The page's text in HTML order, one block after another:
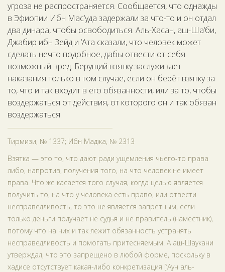
угроза не распространяется. Сообщается, что однажды
в Эфиопии Ибн Мас‘уда задержали за что-то и он отдал
два динара, чтобы освободиться. Аль-Хасан, аш-Ша‘би,
Джабир ибн Зейд и ‘Ата сказали, что человек может
сделать нечто подобное, дабы отвести от себя
возможный вред. Берущий взятку заслуживает
наказания только в том случае, если он берёт взятку за
то, что и так входит в его обязанности, или за то, чтобы
воздержаться от действия, от которого он и так обязан
воздержаться.
Тирмизи, № 1337; Ибн Маджа, № 2313
Взятка — это то, что дают ради ущемления чьего-то права
либо, напротив, получения того, на что человек не имеет
права. Что же касается того случая, когда целью является
получить то, на что у человека есть право, или отвести
несправедливость, то это не является запретным, если
только деньги получает не судья и не правитель (наместник),
потому что на них и так лежит обязанность устранять
несправедливость и помогать притесняемым. А аш-Шаукани
утверждал, что это запрещено в любой форме, поскольку в
хадисе отсутствует какая-либо конкретизация [‘Аун аль-